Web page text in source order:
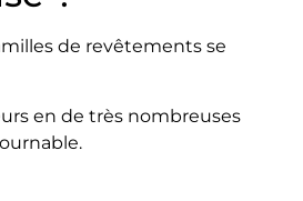
de revêtements se
en de très nombreuses